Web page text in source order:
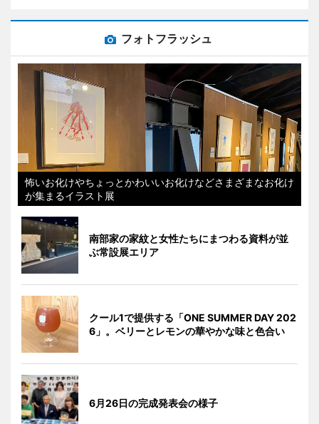
フォトフラッシュ
怖いお化けやちょっとかわいいお化けなどさまざまなお化け
が集まるイラスト展
南部家の家紋と女性たちにまつわる資料が並
ぶ常設展エリア
クール1で提供する「ONE SUMMER DAY 202
6」。ベリーとレモンの華やかな味と色合い
6月26日の完成発表会の様子